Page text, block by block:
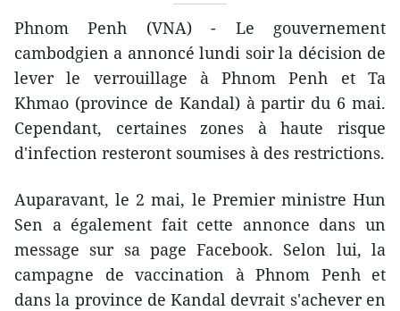
Phnom Penh (VNA) - Le gouvernement
cambodgien a annoncé lundi soir la décision de
lever le verrouillage à Phnom Penh et Ta
Khmao (province de Kandal) à partir du 6 mai.
Cependant, certaines zones à haute risque
d'infection resteront soumises à des restrictions.
Auparavant, le 2 mai, le Premier ministre Hun
Sen a également fait cette annonce dans un
message sur sa page Facebook. Selon lui, la
campagne de vaccination à Phnom Penh et
dans la province de Kandal devrait s'achever en